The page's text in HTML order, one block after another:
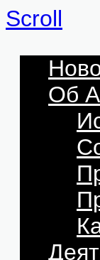
Scroll
Об